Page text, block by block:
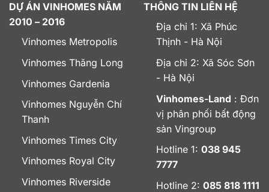
DỰ ÁN VINHOMES NĂM
2010 – 2016
Vinhomes Metropolis
Vinhomes Thăng Long
Vinhomes Gardenia
Vinhomes Nguyễn Chí
Thanh
Vinhomes Times City
Vinhomes Royal City
Vinhomes Riverside
THÔNG TIN LIÊN HỆ
Địa chỉ 1: Xã Phúc
Thịnh - Hà Nội
Địa chỉ 2: Xã Sóc Sơn
- Hà Nội
Vinhomes-Land : Đơn
vị phân phối bất động
sản Vingroup
Hotline 1: 038 945
7777
Hotline 2: 085 818 1111